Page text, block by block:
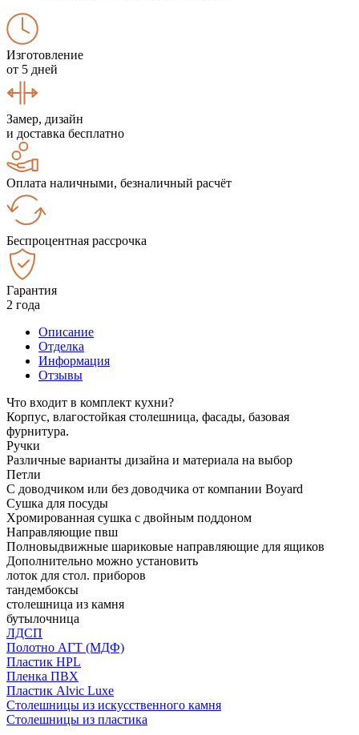
Изготовление
от 5 дней
Замер, дизайн
и доставка бесплатно
Оплата наличными, безналичный расчёт
Беспроцентная рассрочка
Гарантия
2 года
Описание
Отделка
Информация
Отзывы
Что входит в комплект кухни?
Корпус, влагостойкая столешница, фасады, базовая
фурнитура.
Ручки
Различные варианты дизайна и материала на выбор
Петли
С доводчиком или без доводчика от компании Boyard
Сушка для посуды
Хромированная сушка с двойным поддоном
Направляющие пвш
Полновыдвижные шариковые направляющие для ящиков
Дополнительно можно установить
лоток для стол. приборов
тандембоксы
столешница из камня
бутылочница
ЛДСП
Полотно АГТ (МДФ)
Пластик HPL
Пленка ПВХ
Пластик Alvic Luxe
Столешницы из искусственного камня
Столешницы из пластика